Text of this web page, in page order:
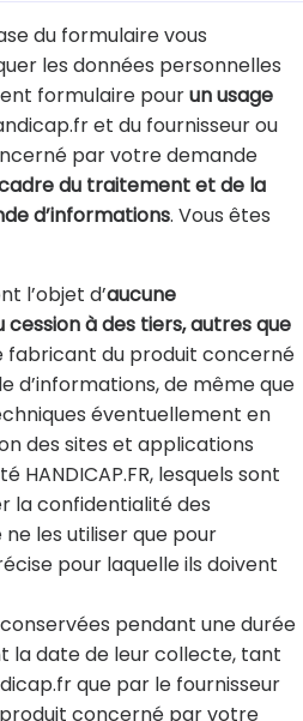
du formulaire vous
les données personnelles
formulaire pourun usage
et du fournisseur ou
par votre demande
du traitement et de la
d’informations. Vous êtes
l’objet d’aucune
à des tiers, autres que
fabricant du produit concerné
d’informations, de même que
éventuellement en
des sites et applications
HANDICAP.FR, lesquels sont
la confidentialité des
les utiliser que pour
pour laquelle ils doivent
pendant une durée
la date de leur collecte, tant
que par le fournisseur
concerné par votre